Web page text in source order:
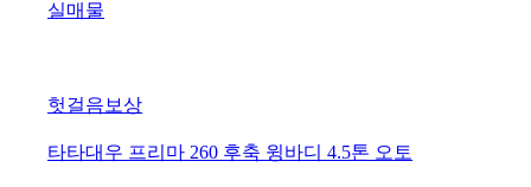
실매물
헛걸음보상
타타대우 프리마 260 후축 윙바디 4.5톤 오토